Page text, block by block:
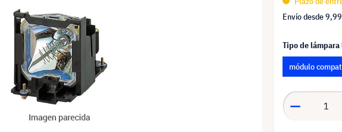
Envío desde
Tipo de
módulo